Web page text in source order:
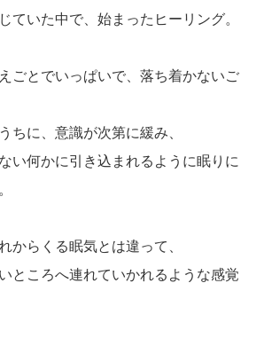
ていた中で、始まったヒーリング。
ごとでいっぱいで、落ち着かないご
ちに、意識が次第に緩み、
い何かに引き込まれるように眠りに
からくる眠気とは違って、
ところへ連れていかれるような感覚